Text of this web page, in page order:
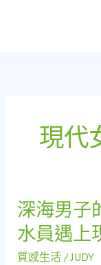
現代
深海男子
水員遇上
質感生活/JUDY
深
海
男
子